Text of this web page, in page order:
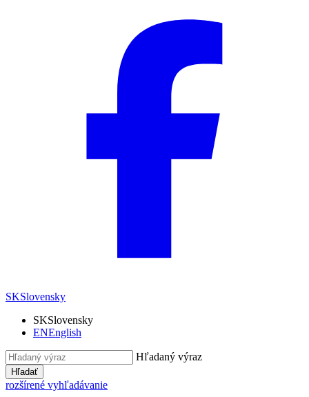
SKSlovensky
SKSlovensky
ENEnglish
Hľadaný výraz
Hľadať
rozšírené vyhľadávanie